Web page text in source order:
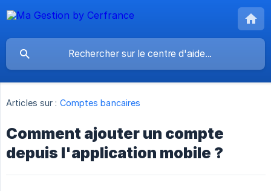
Articles sur : Comptes bancaires
Comment ajouter un compte
depuis l'application mobile ?